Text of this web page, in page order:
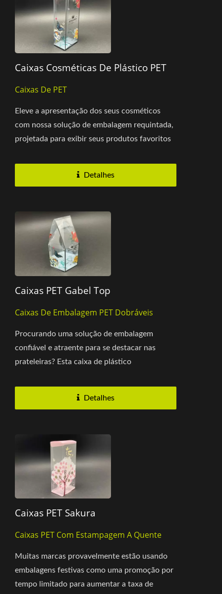
Caixas Cosméticas De Plástico PET
Caixas De PET
Eleve a apresentação dos seus cosméticos
com nossa solução de embalagem requintada,
projetada para exibir seus produtos favoritos
Detalhes
Caixas PET Gabel Top
Caixas De Embalagem PET Dobráveis
Procurando uma solução de embalagem
confiável e atraente para se destacar nas
prateleiras? Esta caixa de plástico
Detalhes
Caixas PET Sakura
Caixas PET Com Estampagem A Quente
Muitas marcas provavelmente estão usando
embalagens festivas como uma promoção por
tempo limitado para aumentar a taxa de